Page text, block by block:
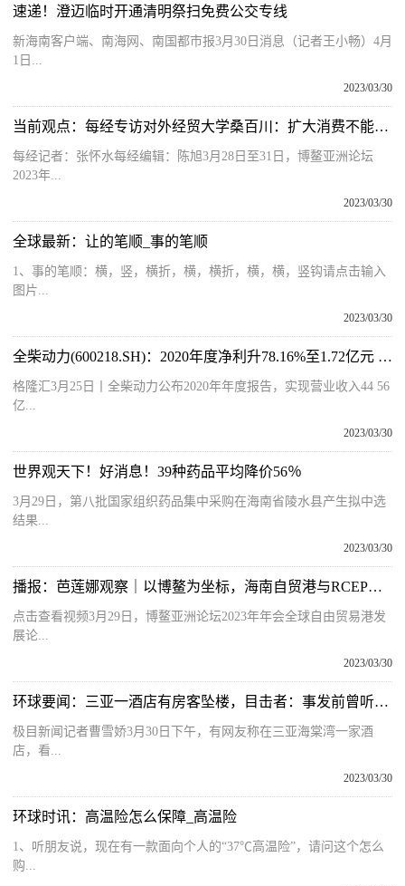
速递！澄迈临时开通清明祭扫免费公交专线
新海南客户端、南海网、南国都市报3月30日消息（记者王小畅）4月
1日...
2023/03/30
当前观点：每经专访对外经贸大学桑百川：扩大消费不能依靠简单的短期刺激，而是要促进企业扩张以增加就业机会
每经记者：张怀水每经编辑：陈旭3月28日至31日，博鳌亚洲论坛
2023年...
2023/03/30
全球最新：让的笔顺_事的笔顺
1、事的笔顺：横，竖，横折，横，横折，横，横，竖钩请点击输入
图片...
2023/03/30
全柴动力(600218.SH)：2020年度净利升78.16%至1.72亿元 拟10派1元
格隆汇3月25日丨全柴动力公布2020年年度报告，实现营业收入44 56
亿...
2023/03/30
世界观天下！好消息！39种药品平均降价56％
3月29日，第八批国家组织药品集中采购在海南省陵水县产生拟中选
结果...
2023/03/30
播报：芭莲娜观察｜以博鳌为坐标，海南自贸港与RCEP开启深合作
点击查看视频3月29日，博鳌亚洲论坛2023年年会全球自由贸易港发
展论...
2023/03/30
环球要闻：三亚一酒店有房客坠楼，目击者：事发前曾听到嬉笑打闹声
极目新闻记者曹雪娇3月30日下午，有网友称在三亚海棠湾一家酒
店，看...
2023/03/30
环球时讯：高温险怎么保障_高温险
1、听朋友说，现在有一款面向个人的“37℃高温险”，请问这个怎么
购...